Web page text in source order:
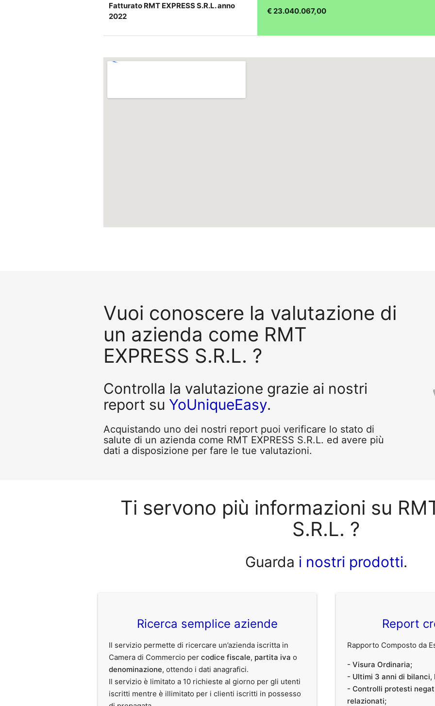
Fatturato RMT EXPRESS S.R.L. anno
2022
€ 23.040.067,00
Vuoi conoscere la valutazione di
un azienda come RMT
EXPRESS S.R.L. ?
Controlla la valutazione grazie ai nostri
report su YoUniqueEasy.
Acquistando uno dei nostri report puoi verificare lo stato di
salute di un azienda come RMT EXPRESS S.R.L. ed avere più
dati a disposizione per fare le tue valutazioni.
Ti servono più informazioni su
S.R.L. ?
Guarda i nostri prodotti.
Ricerca semplice aziende
Il servizio permette di ricercare un’azienda iscritta in
Camera di Commercio percodice fiscale, partita iva o
denominazione, ottendo i dati anagrafici.
Il servizio è limitato a 10 richieste al giorno per gli utenti
iscritti mentre è illimitato per i clienti iscritti in possesso
Report
Rapporto Composto da
- Visura Ordinaria;
- Ultimi 3 anni di bilanci,
- Controlli protesti
relazionati;